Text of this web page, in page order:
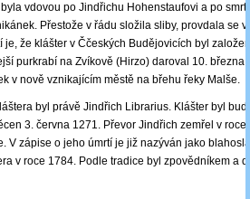
vdovou po Jindřichu Hohenstaufovi a po
Přestože v řádu složila sliby, provdala se
je, že klášter v Ččeských Budějovicích byl
purkrabí na Zvíkově (Hirzo) daroval 10. března
v nově vznikajícím městě na břehu řeky Malše.
byl právě Jindřich Librarius. Klášter byl
3. června 1271. Převor Jindřich zemřel v roce
V zápise o jeho úmrtí je již nazýván jako
v roce 1784. Podle tradice byl zpovědníkem a